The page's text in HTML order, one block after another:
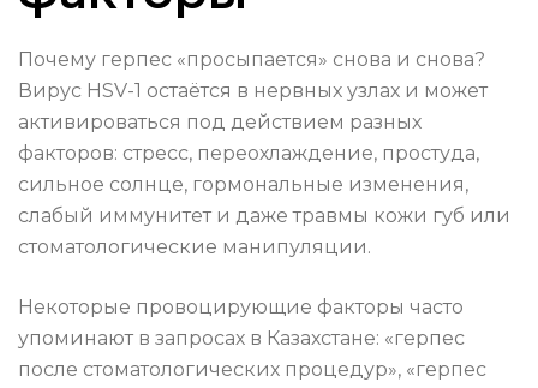
Почему герпес «просыпается» снова и снова?
Вирус HSV-1 остаётся в нервных узлах и может
активироваться под действием разных
факторов: стресс, переохлаждение, простуда,
сильное солнце, гормональные изменения,
слабый иммунитет и даже травмы кожи губ или
стоматологические манипуляции.
Некоторые провоцирующие факторы часто
упоминают в запросах в Казахстане: «герпес
после стоматологических процедур», «герпес